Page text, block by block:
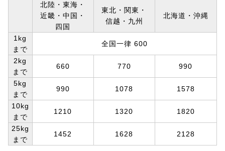
北陸・東海・
近畿・中国・
四国
東北・関東・
信越・九州
北海道・沖縄
1kg
まで
全国一律 600
2kg
まで
660 770 990
5kg
まで
990 1078 1578
10kg
まで
1210 1320 1820
25kg
まで
1452 1628 2128